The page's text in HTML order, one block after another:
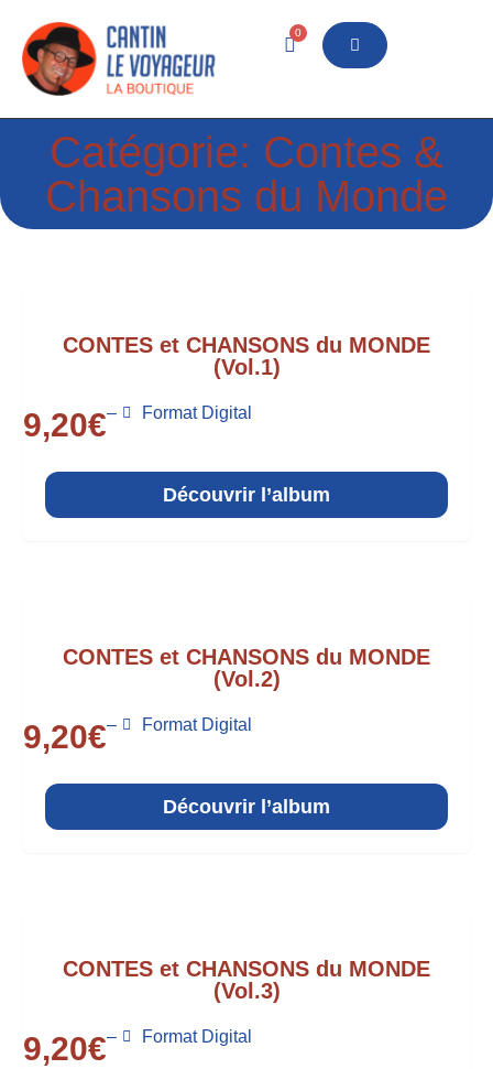
0
Catégorie: Contes &
Chansons du Monde
CONTES et CHANSONS du MONDE
(Vol.1)
9,20€– Format Digital
Découvrir l’album
CONTES et CHANSONS du MONDE
(Vol.2)
9,20€– Format Digital
Découvrir l’album
CONTES et CHANSONS du MONDE
(Vol.3)
9,20€– Format Digital